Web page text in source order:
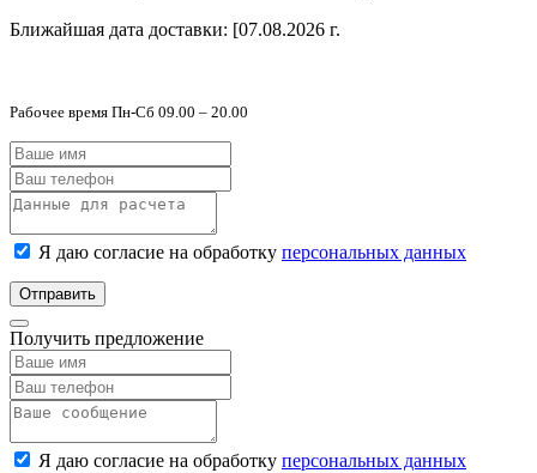
Ближайшая дата доставки: [07.08.2026 г.
Рабочее время Пн-Сб 09.00 – 20.00
Я даю согласие на обработку персональных данных
Отправить
Получить предложение
Я даю согласие на обработку персональных данных